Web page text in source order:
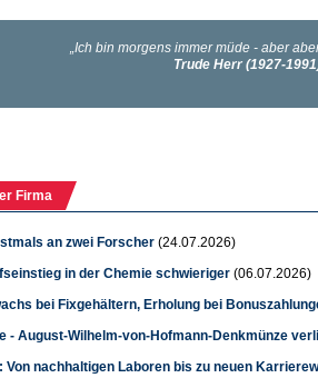
Firma
an zwei Forscher (24.07.2026)
in der Chemie schwieriger (06.07.2026)
bei Fixgehältern, Erholung bei
- August-Wilhelm-von-Hofmann-Denkmünze
nachhaltigen Laboren bis zu neuen